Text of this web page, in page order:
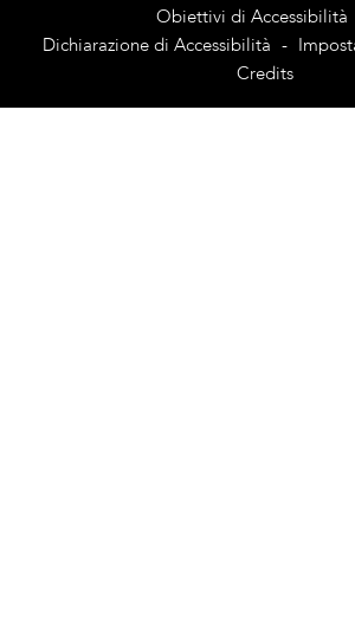
Obiettivi di Accessibilità
Dichiarazione di Accessibilità -
Credits